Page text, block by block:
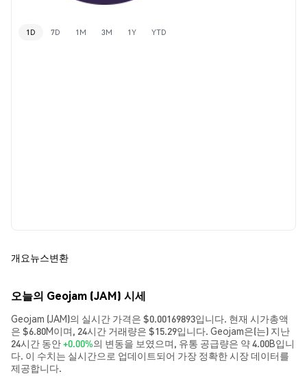
1D 7D 1M 3M 1Y YTD
개요뉴스변환
오늘의 Geojam (JAM) 시세
Geojam (JAM)의 실시간 가격은 $0.00169893입니다. 현재 시가총액
은 $6.80M이며, 24시간 거래량은 $15.29입니다. Geojam은(는) 지난
24시간 동안+0.00%의 변동을 보였으며, 유통 공급량은 약 4.00B입니
다. 이 수치는 실시간으로 업데이트되어 가장 정확한 시장 데이터를
제공합니다.